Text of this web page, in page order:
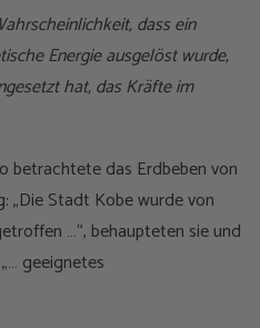
dass ein
Energie ausgelöst wurde,
hat, das Kräfte im
betrachtete das Erdbeben von
„Die Stadt Kobe wurde von
…“, behaupteten sie und
geeignetes